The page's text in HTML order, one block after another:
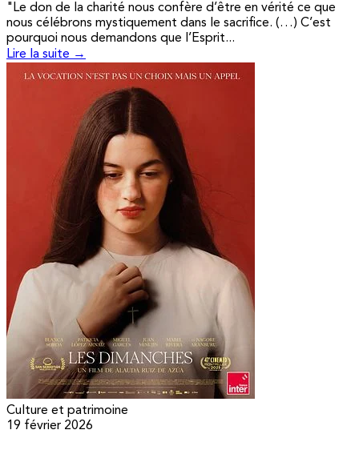
"Le don de la charité nous confère d’être en vérité ce que
nous célébrons mystiquement dans le sacrifice. (…) C’est
pourquoi nous demandons que l’Esprit...
Lire la suite →
Culture et patrimoine
19 février 2026